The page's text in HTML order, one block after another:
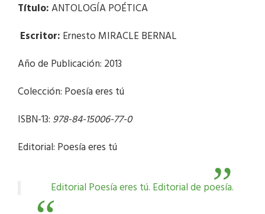
Título:ANTOLOGÍA POÉTICA
Escritor: Ernesto MIRACLE BERNAL
Año de Publicación: 2013
Colección: Poesía eres tú
ISBN-13: 978-84-15006-77-0
Editorial: Poesía eres tú
Editorial Poesía eres tú. Editorial de poesía.